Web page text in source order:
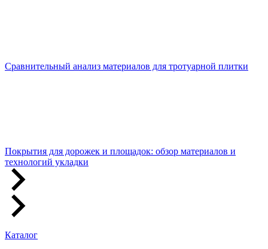
Сравнительный анализ материалов для тротуарной плитки
Покрытия для дорожек и площадок: обзор материалов и
технологий укладки
Каталог